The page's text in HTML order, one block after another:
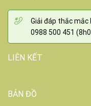
Giải đáp thắc mắc
0988 500 451
LIÊN KẾT
BẢN ĐỒ